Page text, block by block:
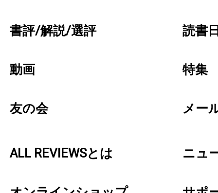
書評/解説/選評 読書
動画 特集
友の会 メー
ALL REVIEWSとは ニュ